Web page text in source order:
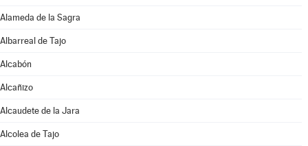
Alameda de la Sagra
Albarreal de Tajo
Alcabón
Alcañizo
Alcaudete de la Jara
Alcolea de Tajo